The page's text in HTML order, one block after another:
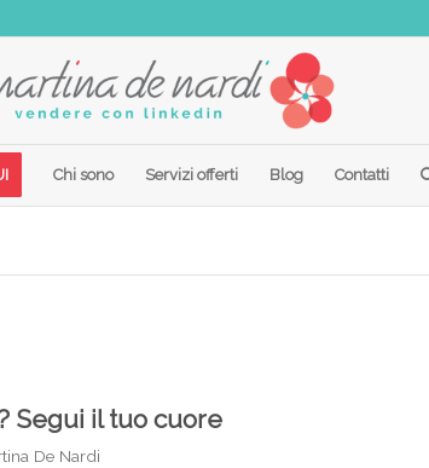
Chi sono Servizi offerti Blog Contatti
Segui il tuo cuore
De Nardi